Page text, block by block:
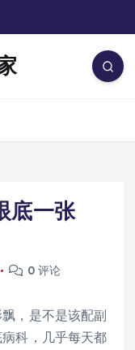
底一张
0 评论
，是不是该配副
科，几乎每天都